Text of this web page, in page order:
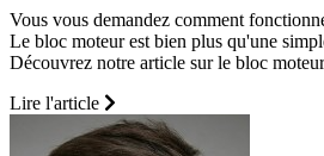
Vous vous demandez comment
Le bloc moteur est bien plus qu'une
Découvrez notre article sur le bloc
Lire l'article